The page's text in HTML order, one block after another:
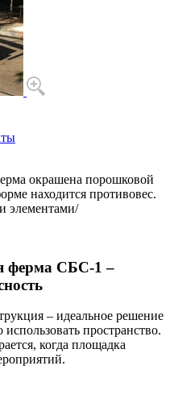
окрашена порошковой
находится противовес.
элементами/
ферма СБС-1 –
– идеальное решение
пространство.
когда площадка